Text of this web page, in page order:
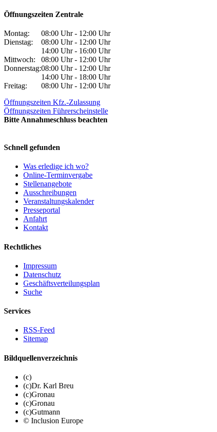
Öffnungszeiten Zentrale
Montag:
08:00 Uhr - 12:00 Uhr
Dienstag:
08:00 Uhr - 12:00 Uhr
14:00 Uhr - 16:00 Uhr
Mittwoch:
08:00 Uhr - 12:00 Uhr
Donnerstag:08:00 Uhr - 12:00 Uhr
14:00 Uhr - 18:00 Uhr
Freitag:
08:00 Uhr - 12:00 Uhr
Öffnungszeiten Kfz.-Zulassung
Öffnungszeiten Führerscheinstelle
Bitte Annahmeschluss beachten
Schnell gefunden
Was erledige ich wo?
Online-Terminvergabe
Stellenangebote
Ausschreibungen
Veranstaltungskalender
Presseportal
Anfahrt
Kontakt
Rechtliches
Impressum
Datenschutz
Geschäftsverteilungsplan
Suche
Services
RSS-Feed
Sitemap
Bildquellenverzeichnis
(c)
(c)Dr. Karl Breu
(c)Gronau
(c)Gronau
(c)Gutmann
© Inclusion Europe